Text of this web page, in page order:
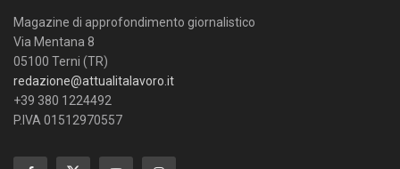
Magazine di approfondimento giornalistico
Via Mentana 8
05100 Terni (TR)
redazione@attualitalavoro.it
+39 380 1224492
P.IVA 01512970557